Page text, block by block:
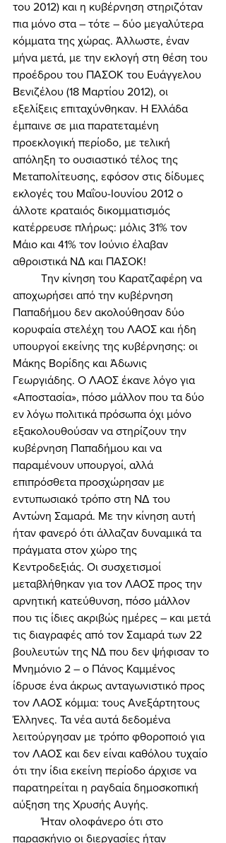
του 2012) και η κυβέρνηση στηριζόταν
πια μόνο στα – τότε – δύο μεγαλύτερα
κόμματα της χώρας. Άλλωστε, έναν
μήνα μετά, με την εκλογή στη θέση του
προέδρου του ΠΑΣΟΚ του Ευάγγελου
Βενιζέλου (18 Μαρτίου 2012), οι
εξελίξεις επιταχύνθηκαν. Η Ελλάδα
έμπαινε σε μια παρατεταμένη
προεκλογική περίοδο, με τελική
απόληξη το ουσιαστικό τέλος της
Μεταπολίτευσης, εφόσον στις δίδυμες
εκλογές του Μαΐου-Ιουνίου 2012 ο
άλλοτε κραταιός δικομματισμός
κατέρρευσε πλήρως: μόλις 31% τον
Μάιο και 41% τον Ιούνιο έλαβαν
αθροιστικά ΝΔ και ΠΑΣΟΚ!
αποχωρήσει από την κυβέρνηση
Παπαδήμου δεν ακολούθησαν δύο
κορυφαία στελέχη του ΛΑΟΣ και ήδη
υπουργοί εκείνης της κυβέρνησης: οι
Μάκης Βορίδης και Άδωνις
Γεωργιάδης. Ο ΛΑΟΣ έκανε λόγο για
«Αποστασία», πόσο μάλλον που τα δύο
εν λόγω πολιτικά πρόσωπα όχι μόνο
εξακολουθούσαν να στηρίζουν την
κυβέρνηση Παπαδήμου και να
παραμένουν υπουργοί, αλλά
επιπρόσθετα προσχώρησαν με
εντυπωσιακό τρόπο στη ΝΔ του
Αντώνη Σαμαρά. Με την κίνηση αυτή
ήταν φανερό ότι άλλαζαν δυναμικά τα
πράγματα στον χώρο της
Κεντροδεξιάς. Οι συσχετισμοί
μεταβλήθηκαν για τον ΛΑΟΣ προς την
αρνητική κατεύθυνση, πόσο μάλλον
που τις ίδιες ακριβώς ημέρες – και μετά
τις διαγραφές από τον Σαμαρά των 22
βουλευτών της ΝΔ που δεν ψήφισαν το
Μνημόνιο 2 – ο Πάνος Καμμένος
ίδρυσε ένα άκρως ανταγωνιστικό προς
τον ΛΑΟΣ κόμμα: τους Ανεξάρτητους
Έλληνες. Τα νέα αυτά δεδομένα
λειτούργησαν με τρόπο φθοροποιό για
τον ΛΑΟΣ και δεν είναι καθόλου τυχαίο
ότι την ίδια εκείνη περίοδο άρχισε να
παρατηρείται η ραγδαία δημοσκοπική
αύξηση της Χρυσής Αυγής.
	Ήταν ολοφάνερο ότι στο
παρασκήνιο οι διεργασίες ήταν